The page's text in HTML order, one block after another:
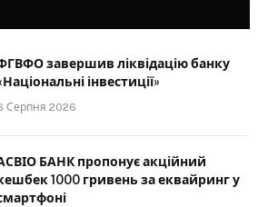
завершив ліквідацію банку
інвестиції»
Серпня 2026
БАНК пропонує акційний
1000 гривень за еквайринг у